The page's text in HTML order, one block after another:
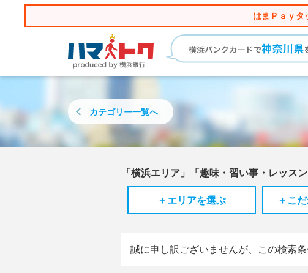
はまＰａｙタ
カテゴリー一覧へ
「横浜エリア」「趣味・習い事・レッス
＋エリアを選ぶ
＋こ
誠に申し訳ございませんが、この検索